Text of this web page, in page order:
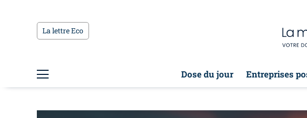
La lettre Eco
Dose du jour Entreprises